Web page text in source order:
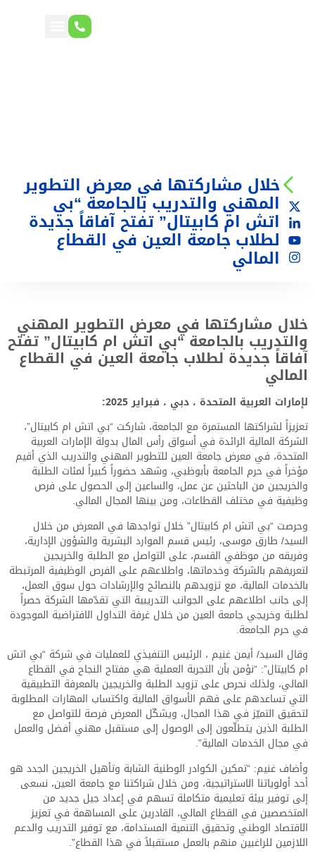
خلال مشاركتها في معرض التطوير
المهني والتدريب بالجامعة “بي
اتش ام كابيتال” تفتح آفاقاً جديدة
لطلاب جامعة العين في القطاع
المالي
خلال مشاركتها في معرض التطوير المهني
والتدريب بالجامعة “بي اتش ام كابيتال” تفتح
آفاقاً جديدة لطلاب جامعة العين في القطاع
المالي
لإمارات العربية المتحدة ، دبي ، فبراير 2025:
تعزيزاً لشراكتها المستمرة مع الجامعة، شاركت “بي اتش ام كابيتال”،
الشركة المالية الرائدة في أسواق رأس المال بدولة الإمارات العربية
المتحدة، في معرض جامعة العين للتطوير المهني والتدريب الذي أقيم
مؤخراً في حرم الجامعة بأبوظبي، وشهد حضوراً كبيراً لمئات الطلبة
والخريجين من الباحثين عن عمل، والساعين إلى الحصول على فرص
وظيفية في مختلف القطاعات، ومن بينها المجال المالي.
وحرصت “بي اتش ام كابيتال” خلال تواجدها في المعرض من خلال
السيد/ طارق موسى، رئيس قسم الموارد البشرية والشؤون الإدارية،
وفريقه من موظفي القسم، على التواصل مع الطلبة والخريجين
لتعريفهم بالشركة وخدماتها، واطلاعهم على الفرص الوظيفية المرتبطة
بالخدمات المالية، مع تزويدهم بالنصائح والإرشادات حول سوق العمل،
إلى جانب اطلاعهم على الجوانب التدريبية التي تقدّمها الشركة حصراً
لطلبة وخريجي جامعة العين من خلال غرفة التداول الافتراضية الموجودة
في حرم الجامعة.
وقال السيد/ أيمن غنيم ، الرئيس التنفيذي للعمليات في شركة “بي اتش
ام كابيتال”: “نؤمن بأن التجربة العملية هي مفتاح النجاح في القطاع
المالي، ولذلك نحرص على تزويد الطلبة والخريجين بالمعرفة التطبيقية
التي تساعدهم على فهم الأسواق المالية واكتساب المهارات المطلوبة
لتحقيق التميّز في هذا المجال، ويشكّل المعرض فرصة للتواصل مع
الطلبة الذين يتطلّعون إلى الوصول إلى مستقبل مهني أفضل والعمل
في مجال الخدمات المالية”.
وأضاف غنيم: “تمكين الكوادر الوطنية الشابة وتأهيل الخريجين الجدد هو
أحد أولوياتنا الاستراتيجية، ومن خلال شراكتنا مع جامعة العين، نسعى
إلى توفير بيئة تعليمية متكاملة تسهم في إعداد جيل جديد من
المتخصصين في القطاع المالي، القادرين على المساهمة في تعزيز
الاقتصاد الوطني وتحقيق التنمية المستدامة، مع توفير التدريب والدعم
اللازمين للراغبين منهم بالعمل مستقبلاً في هذا القطاع”.